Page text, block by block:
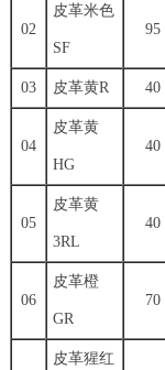
02
皮革米色
SF
95
03 皮革黄R 40
04
皮革黄
HG
40
05
皮革黄
3RL
40
06
皮革橙
GR
70
皮革猩红